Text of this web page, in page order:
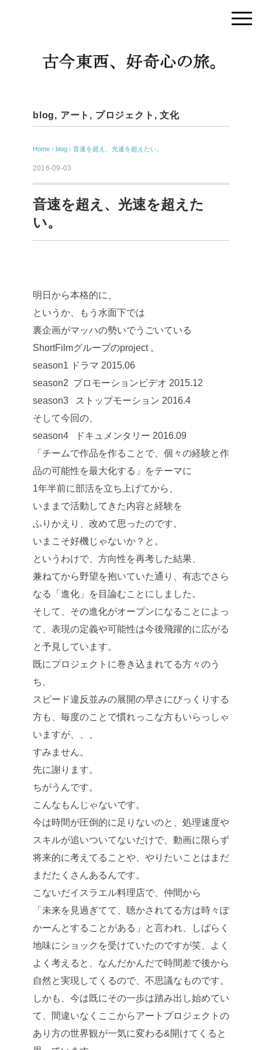
blog, アート , プロジェクト ,文化
Home › blog › 音速を超え、光速を超えたい。
2016-09-03
音速を超え、光速を超えた
い。
明日から本格的に、
というか、もう水面下では
裏企画がマッハの勢いでうごいている
ShortFilmグループのproject 。
season1 ドラマ 2015.06
season2 プロモーションビデオ 2015.12
season3 ストップモーション 2016.4
そして今回の、
season4 ドキュメンタリー 2016.09
「チームで作品を作ることで、個々の経験と作
品の可能性を最大化する」をテーマに
1年半前に部活を立ち上げてから、
いままで活動してきた内容と経験を
ふりかえり、改めて思ったのです。
いまこそ好機じゃないか？と。
というわけで、方向性を再考した結果、
兼ねてから野望を抱いていた通り、有志でさら
なる「進化」を目論むことにしました。
そして、その進化がオープンになることによっ
て、表現の定義や可能性は今後飛躍的に広がる
と予見しています。
既にプロジェクトに巻き込まれてる方々のう
ち、
スピード違反並みの展開の早さにびっくりする
方も、毎度のことで慣れっこな方もいらっしゃ
いますが、、、
すみません。
先に謝ります。
ちがうんです。
こんなもんじゃないです。
今は時間が圧倒的に足りないのと、処理速度や
スキルが追いついてないだけで、動画に限らず
将来的に考えてることや、やりたいことはまだ
まだたくさんあるんです。
こないだイスラエル料理店で、仲間から
「未来を見過ぎてて、聴かされてる方は時々ぽ
かーんとすることがある」と言われ、しばらく
地味にショックを受けていたのですが笑、よく
よく考えると、なんだかんだで時間差で後から
自然と実現してくるので、不思議なものです。
しかも、今は既にその一歩は踏み出し始めてい
て、間違いなくここからアートプロジェクトの
あり方の世界観が一気に変わる&開けてくると